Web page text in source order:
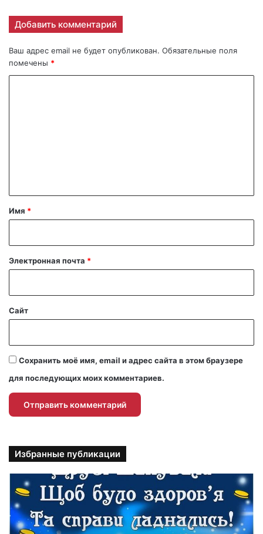
Добавить комментарий
Ваш адрес email не будет опубликован. Обязательные поля
помечены *
а
й
Имя *
Электронная почта *
Сайт
Сохранить моё имя, email и адрес сайта в этом браузере
для последующих моих комментариев.
Избранные публикации
и
к
о